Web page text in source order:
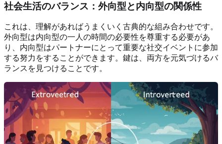
社会生活のバランス：外向型と内向型の関係性
これは、理解があればうまくいく古典的な組み合わせです。
外向型は内向型の一人の時間の必要性を尊重する必要があ
り、内向型はパートナーにとって重要な社交イベントに参加
する努力をすることができます。鍵は、両方を元気づけるバ
ランスを見つけることです。